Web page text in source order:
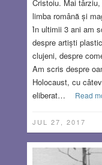
Cristoiu. Mai
limba română și
Ȋn ultimii 3 ani am
despre artiști
clujeni, despre
Am scris despre
Holocaust, cu
eliberat…
Read
JUL 27, 2017